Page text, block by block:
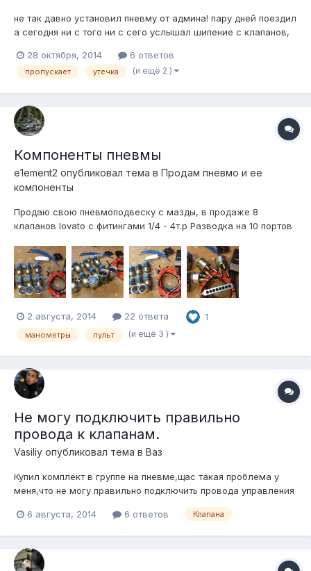
не так давно установил пневму от админа! пару дней поездил
а сегодня ни с того ни с сего услышал шипение с клапанов,
равномерно что за фигня такая? травит только 1 клапан,
брак? что можно сделать?
28 октября, 2014 6 ответов
пропускает утечка (и ещё 2 )
Компоненты пневмы
e1ement2 опубликовал тема в Продам пневмо и ее
компоненты
Продаю свою пневмоподвеску с мазды, в продаже 8
клапанов lovato с фитингами 1/4 - 4т.р Разводка на 10 портов
фитингами - 3,5т.р Пульт управления custom - 3т.р Реле
давления 6-8bar viair - 700р Подушки universal aero sport
2шт. с креплениями п...
2 августа, 2014 22 ответа 1
манометры пульт (и ещё 3 )
Не могу подключить правильно
провода к клапанам.
Vasiliy опубликовал тема в Ваз
Купил комплект в группе на пневме,щас такая проблема у
меня,что не могу правильно подключить провода управления
стойка или две вообще не поднимают,и бывает так что не
6 августа, 2014 6 ответов Клапана